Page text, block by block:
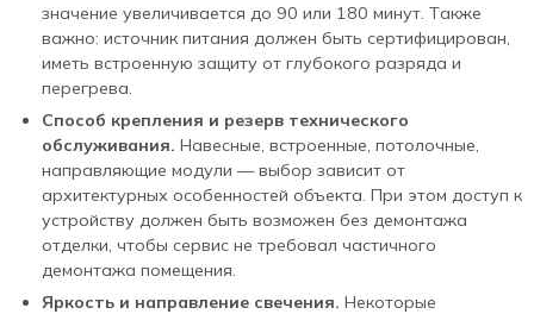
значение увеличивается до 90 или 180 минут. Также
важно: источник питания должен быть сертифицирован,
иметь встроенную защиту от глубокого разряда и
перегрева.
Способ крепления и резерв технического
обслуживания. Навесные, встроенные, потолочные,
направляющие модули — выбор зависит от
архитектурных особенностей объекта. При этом доступ к
устройству должен быть возможен без демонтажа
отделки, чтобы сервис не требовал частичного
демонтажа помещения.
Яркость и направление свечения. Некоторые